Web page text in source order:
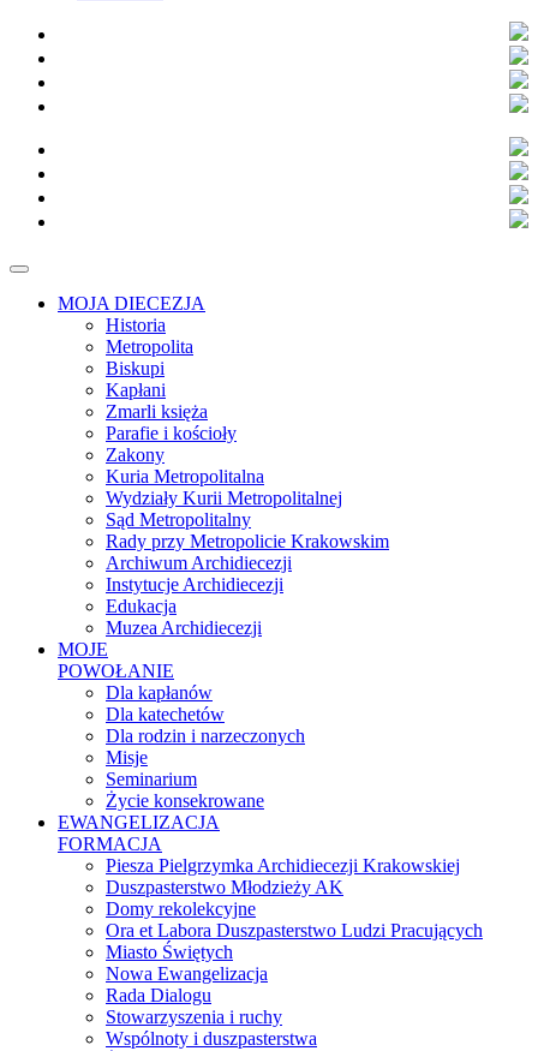
MOJA DIECEZJA
Historia
Metropolita
Biskupi
Kapłani
Zmarli księża
Parafie i kościoły
Zakony
Kuria Metropolitalna
Wydziały Kurii Metropolitalnej
Sąd Metropolitalny
Rady przy Metropolicie Krakowskim
Archiwum Archidiecezji
Instytucje Archidiecezji
Edukacja
Muzea Archidiecezji
MOJE
POWOŁANIE
Dla kapłanów
Dla katechetów
Dla rodzin i narzeczonych
Misje
Seminarium
Życie konsekrowane
EWANGELIZACJA
FORMACJA
Piesza Pielgrzymka Archidiecezji Krakowskiej
Duszpasterstwo Młodzieży AK
Domy rekolekcyjne
Ora et Labora Duszpasterstwo Ludzi Pracujących
Miasto Świętych
Nowa Ewangelizacja
Rada Dialogu
Stowarzyszenia i ruchy
Wspólnoty i duszpasterstwa